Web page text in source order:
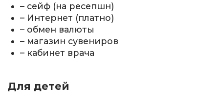
– сейф (на ресепшн)
– Интернет (платно)
– обмен валюты
– магазин сувениров
– кабинет врача
Для детей